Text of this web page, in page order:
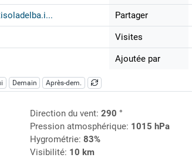
Partager
Visites
Ajoutée par
Demain Après-dem.
Direction du vent: 290 °
Pression atmosphérique: 1015 hPa
Hygrométrie: 83%
Visibilité: 10 km